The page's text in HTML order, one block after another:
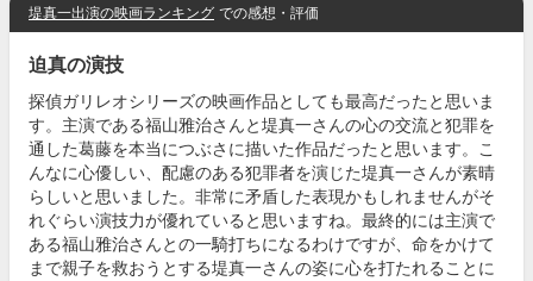
堤真一出演の映画ランキング での感想・評価
迫真の演技
探偵ガリレオシリーズの映画作品としても最高だったと思いま
す。主演である福山雅治さんと堤真一さんの心の交流と犯罪を
通した葛藤を本当につぶさに描いた作品だったと思います。こ
んなに心優しい、配慮のある犯罪者を演じた堤真一さんが素晴
らしいと思いました。非常に矛盾した表現かもしれませんがそ
れぐらい演技力が優れていると思いますね。最終的には主演で
ある福山雅治さんとの一騎打ちになるわけですが、命をかけて
まで親子を救おうとする堤真一さんの姿に心を打たれることに